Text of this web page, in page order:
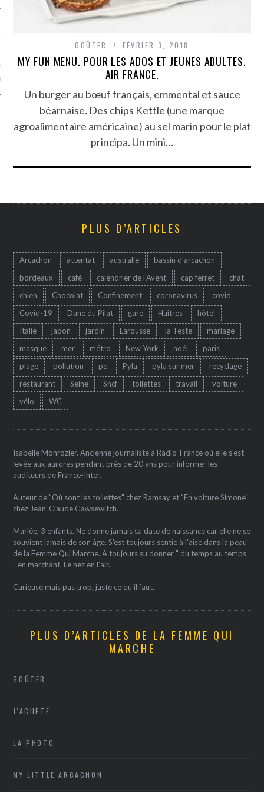
ARCACHON
GOÛTER FÉVRIER 3, 2018
MY FUN MENU. POUR LES ADOS ET JEUNES ADULTES.
AIR FRANCE.
Un burger au bœuf français, emmental et sauce
béarnaise. Des chips Kettle (une marque
agroalimentaire américaine) au sel marin pour le plat
principa. Un mini…
PLUS D’ARTICLES
Arcachon attentat australie
bassin d'arcachon
bordeaux
café calendrier de l'Avent cap ferret
chat
chien
Chocolat Confinement coronavirus
covid
Covid-19
Dune du Pilat gare Huîtres
hôtel
Italie
japon jardin Larousse la Teste
mariage
masque
mer métro New York noêl
paris
plage
pollution pq Pyla pyla sur mer
recyclage
restaurant
Seine Sncf toilettes travail
voiture
vélo
WC
Isabelle Monrozier. Ancienne journaliste à Radio-France où elle s'est
levée aux aurores pendant près de 20 ans pour informer les
auditeurs de France-Inter.
Auteur de "Où sont les toilettes" chez Ramsay et "En voiture Simone"
chez Jean-Claude Gawsewitch.
Mariée, 3 enfants. Ne donne jamais sa date de naissance car elle ne se
souvient jamais de son âge. S'est toujours sentie à l'aise dans la peau
de la Femme Qui Marche. A toujours su donner " du temps au temps
" en marchant. Le nez en l'air.
Curieuse mais pas trop, juste ce qu'il faut.
PLUS D’ARTICLES DE LA FEMME QUI
MARCHE
GOÛTER
J'ACHÈTE
LA PHOTO
MY LITTLE ARCACHON